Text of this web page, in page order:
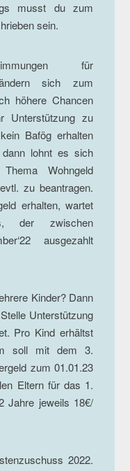
musst du zum
sein.
für
sich zum
höhere Chancen
Unterstützung zu
Bafög erhalten
lohnt es sich
Wohngeld
zu beantragen.
erhalten, wartet
der zwischen
ausgezahlt
Kinder? Dann
Unterstützung
Pro Kind erhältst
soll mit dem 3.
zum 01.01.23
Eltern für das 1.
Jahre jeweils 18€/
2022.